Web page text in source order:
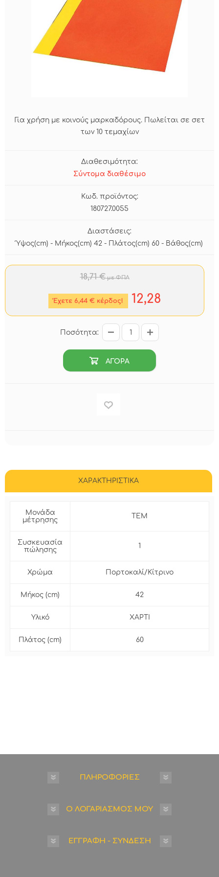
Για χρήση με κοινούς μαρκαδόρους. Πωλείται σε σετ
των 10 τεμαχίων
Διαθεσιμότητα:
Σύντομα διαθέσιμο
Κωδ. προϊόντος:
180727.0055
Διαστάσεις:
Ύψος(cm) - Μήκος(cm) 42 - Πλάτος(cm) 60 - Βάθος(cm)
18,71 €με ΦΠΑ
Έχετε 6,44 € κέρδος! 12,28
Ποσότητα:
ΑΓΟΡΑ
ΧΑΡΑΚΤΗΡΙΣΤΙΚΑ
Μονάδα
μέτρησης
ΤΕΜ
Συσκευασία
πώλησης
1
Χρώμα Πορτοκαλί/Κίτρινο
Μήκος (cm) 42
Υλικό ΧΑΡΤΙ
Πλάτος (cm) 60
ΠΛΗΡΟΦΟΡΙΕΣ
Ο ΛΟΓΑΡΙΑΣΜΟΣ ΜΟΥ
ΕΓΓΡΑΦΗ - ΣΥΝΔΕΣΗ